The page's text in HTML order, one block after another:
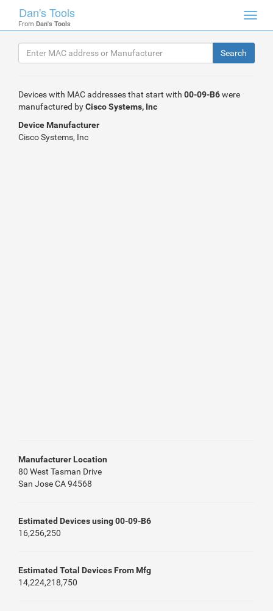
Dan's Tools
From Dan's Tools
Devices with MAC addresses that start with 00-09-B6were
manufactured byCisco Systems, Inc
Device Manufacturer
Cisco Systems, Inc
Manufacturer Location
80 West Tasman Drive
San Jose CA 94568
Estimated Devices using 00-09-B6
16,256,250
Estimated Total Devices From Mfg
14,224,218,750